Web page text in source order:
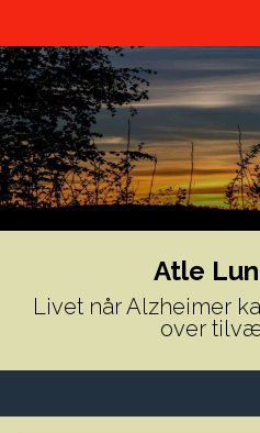
Atle
Livet når Alzheimer
over